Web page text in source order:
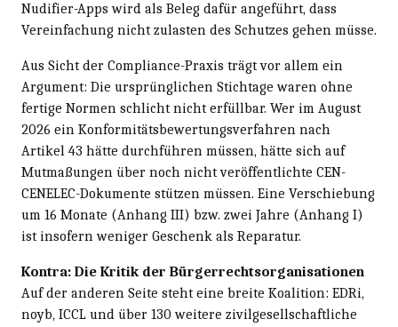
Nudifier-Apps wird als Beleg dafür angeführt, dass
Vereinfachung nicht zulasten des Schutzes gehen müsse.
Aus Sicht der Compliance-Praxis trägt vor allem ein
Argument: Die ursprünglichen Stichtage waren ohne
fertige Normen schlicht nicht erfüllbar. Wer im August
2026 ein Konformitätsbewertungsverfahren nach
Artikel 43 hätte durchführen müssen, hätte sich auf
Mutmaßungen über noch nicht veröffentlichte CEN-
CENELEC-Dokumente stützen müssen. Eine Verschiebung
um 16 Monate (Anhang III) bzw. zwei Jahre (Anhang I)
ist insofern weniger Geschenk als Reparatur.
Kontra: Die Kritik der Bürgerrechtsorganisationen
Auf der anderen Seite steht eine breite Koalition: EDRi,
noyb, ICCL und über 130 weitere zivilgesellschaftliche